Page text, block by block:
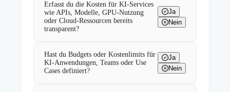
Erfasst du die Kosten für KI-Services
wie APIs, Modelle, GPU-Nutzung
oder Cloud-Ressourcen bereits
transparent?
Ja
Nein
Hast du Budgets oder Kostenlimits für
KI-Anwendungen, Teams oder Use
Cases definiert?
Ja
Nein